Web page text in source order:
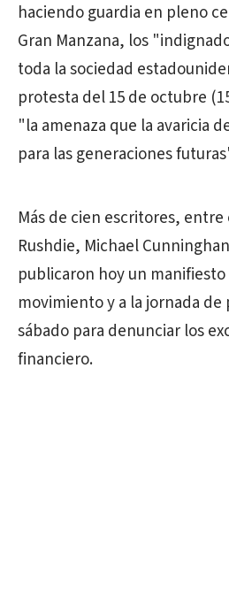
haciendo guardia en pleno
Gran Manzana, los
toda la sociedad
protesta del 15 de octubre
"la amenaza que la avaricia
para las generaciones
Más de cien escritores, entre
Rushdie, Michael
publicaron hoy un
movimiento y a la jornada
sábado para denunciar los
financiero.